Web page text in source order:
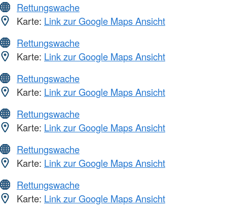
Rettungswache
Karte: Link zur Google Maps Ansicht
Rettungswache
Karte: Link zur Google Maps Ansicht
Rettungswache
Karte: Link zur Google Maps Ansicht
Rettungswache
Karte: Link zur Google Maps Ansicht
Rettungswache
Karte: Link zur Google Maps Ansicht
Rettungswache
Karte: Link zur Google Maps Ansicht